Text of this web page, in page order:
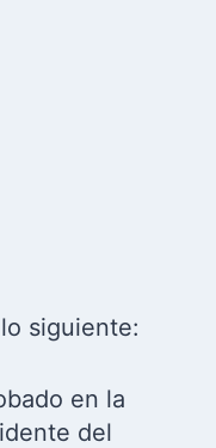
siguiente:
en la
del